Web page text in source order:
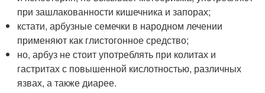
при зашлакованности кишечника и запорах;
кстати, арбузные семечки в народном лечении
применяют как глистогонное средство;
но, арбуз не стоит употреблять при колитах и
гастритах с повышенной кислотностью, различных
язвах, а также диарее.